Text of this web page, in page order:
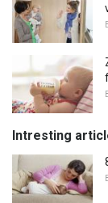
Intresting